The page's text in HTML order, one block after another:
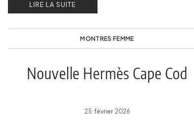
LIRE LA SUITE
MONTRES FEMME
Nouvelle Hermès Cape Cod
25 février 2026